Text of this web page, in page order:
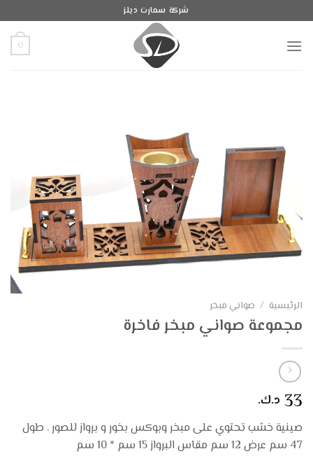
to
content
شركة سمارت ديلز
0
الرئيسية / صواني مبخر
مجموعة صواني مبخر فاخرة
33 د.ك.
صينية خشب تحتوي على مبخر وبوكس بخور و برواز للصور . طول
47 سم عرض 12 سم مقاس البرواز 15 سم * 10 سم